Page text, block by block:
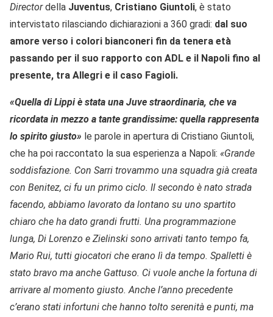
Directordella Juventus, Cristiano Giuntoli, è stato
intervistato rilasciando dichiarazioni a 360 gradi: dal suo
amore verso i colori bianconeri fin da tenera età
passando per il suo rapporto con ADL e il Napoli fino al
presente, tra Allegri e il caso Fagioli.
«Quella di Lippi è stata una Juve straordinaria, che va
ricordata in mezzo a tante grandissime: quella rappresenta
lo spirito giusto» le parole in apertura di Cristiano Giuntoli,
che ha poi raccontato la sua esperienza a Napoli: «Grande
soddisfazione. Con Sarri trovammo una squadra già creata
con Benitez, ci fu un primo ciclo. Il secondo è nato strada
facendo, abbiamo lavorato da lontano su uno spartito
chiaro che ha dato grandi frutti. Una programmazione
lunga, Di Lorenzo e Zielinski sono arrivati tanto tempo fa,
Mario Rui, tutti giocatori che erano lì da tempo. Spalletti è
stato bravo ma anche Gattuso. Ci vuole anche la fortuna di
arrivare al momento giusto. Anche l’anno precedente
c’erano stati infortuni che hanno tolto serenità e punti, ma